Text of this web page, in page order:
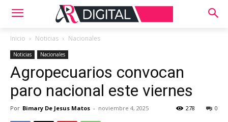
Inicio Noticias Nacionales
Noticias Nacionales
Agropecuarios convocan
paro nacional este viernes
Por Bimary De Jesus Matos - noviembre 4, 2025 0
278